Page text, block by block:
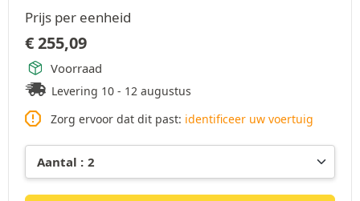
Prijs per eenheid
€255,09
Voorraad
Levering 10 - 12 augustus
Zorg ervoor dat dit past: identificeer uw voertuig